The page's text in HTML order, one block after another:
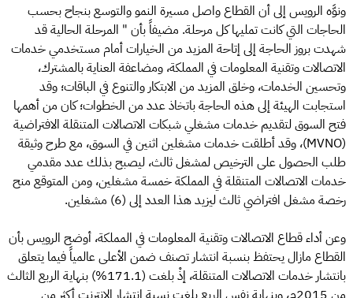
ونوَّه الرويس إلى أن القطاع واصل مسيرة النمو والتوسع بنجاح بحسب
الحاجات التي كانت تمليها كل مرحلة. مضيفاً بأن " المرحلة الحالية قد
شهدت بروز الحاجة إلى إتاحة المزيد من الخيارات أمام مستخدمي خدمات
الاتصالات وتقنية المعلومات في المملكة، ومضاعفة العناية بالمشترك،
وتحسين الخدمات، وخلق المزيد من الابتكار والتنوع في الباقات؛ وقد
استجابت الهيئة إلى هذه الحاجة باتخاذ عدد من الخطوات؛ كان من أهمها
فتح السوق لتقديم خدمات مشغلي شبكات الاتصالات المتنقلة الافتراضية
(MVNO)، وقد أطلقت خدمات مشغلين اثنين في السوق، مع طرح وثيقة
طلب الحصول على الترخيص لمشغل ثالث، ليصبح بذلك عدد مقدمي
خدمات الاتصالات المتنقلة في المملكة خمسة مشغلين، ومن المتوقع منح
رخصة مشغل افتراضي ثالث ليزيد هذا العدد إلى (6) مشغلين.
وعن أداء قطاع الاتصالات وتقنية المعلومات في المملكة، أوضح الرويس بأن
القطاع مازال يحتفظ بنسبة انتشار تصنف ضمن الأعلى عالمياً فيما يتعلق
بانتشار خدمات الاتصالات المتنقلة، إذْ بلغت (171.1%) بنهاية الربع الثالث